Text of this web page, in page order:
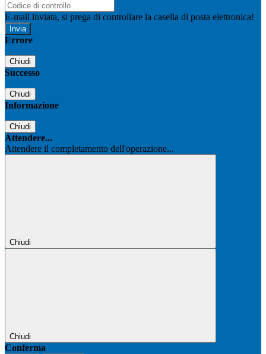
E-mail inviata, si prega di controllare la casella di posta elettronica!
Errore
Chiudi
Successo
Chiudi
Informazione
Chiudi
Attendere...
Attendere il completamento dell'operazione...
Chiudi
Chiudi
Conferma